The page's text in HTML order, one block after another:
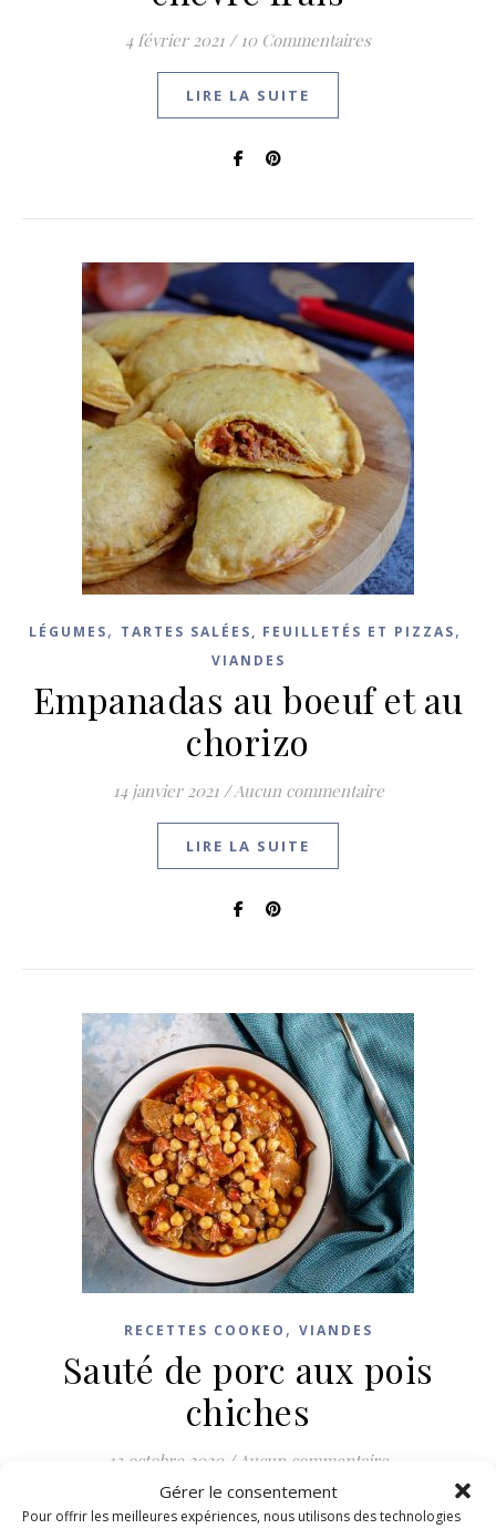
Gérer le consentement
Pour offrir les meilleures expériences, nous utilisons des technologies
4 février 2021 / 10 Commentaires
LIRE LA SUITE
LÉGUMES, TARTES SALÉES, FEUILLETÉS ET PIZZAS,
VIANDES
Empanadas au boeuf et au
chorizo
14 janvier 2021 /Aucun commentaire
LIRE LA SUITE
RECETTES COOKEO , VIANDES
Sauté de porc aux pois
chiches
13 octobre 2020 / Aucun commentaire
LIRE LA SUITE